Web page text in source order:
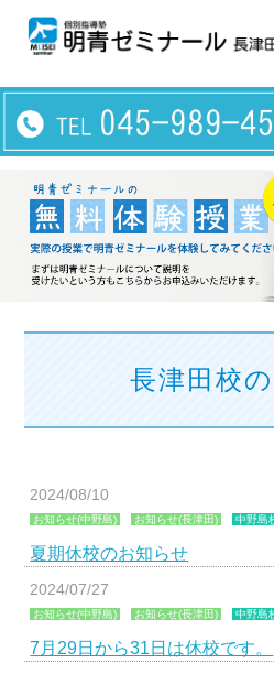
長津田校
2024/08/10
お知らせ(中野島) お知らせ(長津田) 中野島
夏期休校のお知らせ
2024/07/27
お知らせ(中野島) お知らせ(長津田) 中野島
7月29日から31日は休校です。